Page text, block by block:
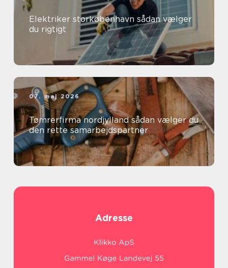
Elektriker storkøbenhavn sådan vælger
du rigtigt
07. maj 2026
Tømrerfirma nordjylland sådan vælger du
den rette samarbejdspartner
Adresse